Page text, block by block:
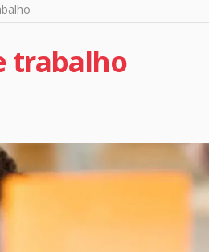
trabalho